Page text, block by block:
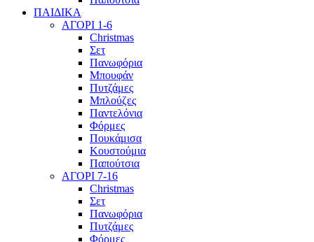
ΠΑΙΔΙΚΑ
ΑΓΟΡΙ 1-6
Christmas
Σετ
Πανωφόρια
Μπουφάν
Πυτζάμες
Μπλούζες
Παντελόνια
Φόρμες
Πουκάμισα
Κουστούμια
Παπούτσια
ΑΓΟΡΙ 7-16
Christmas
Σετ
Πανωφόρια
Πυτζάμες
Φόρμες